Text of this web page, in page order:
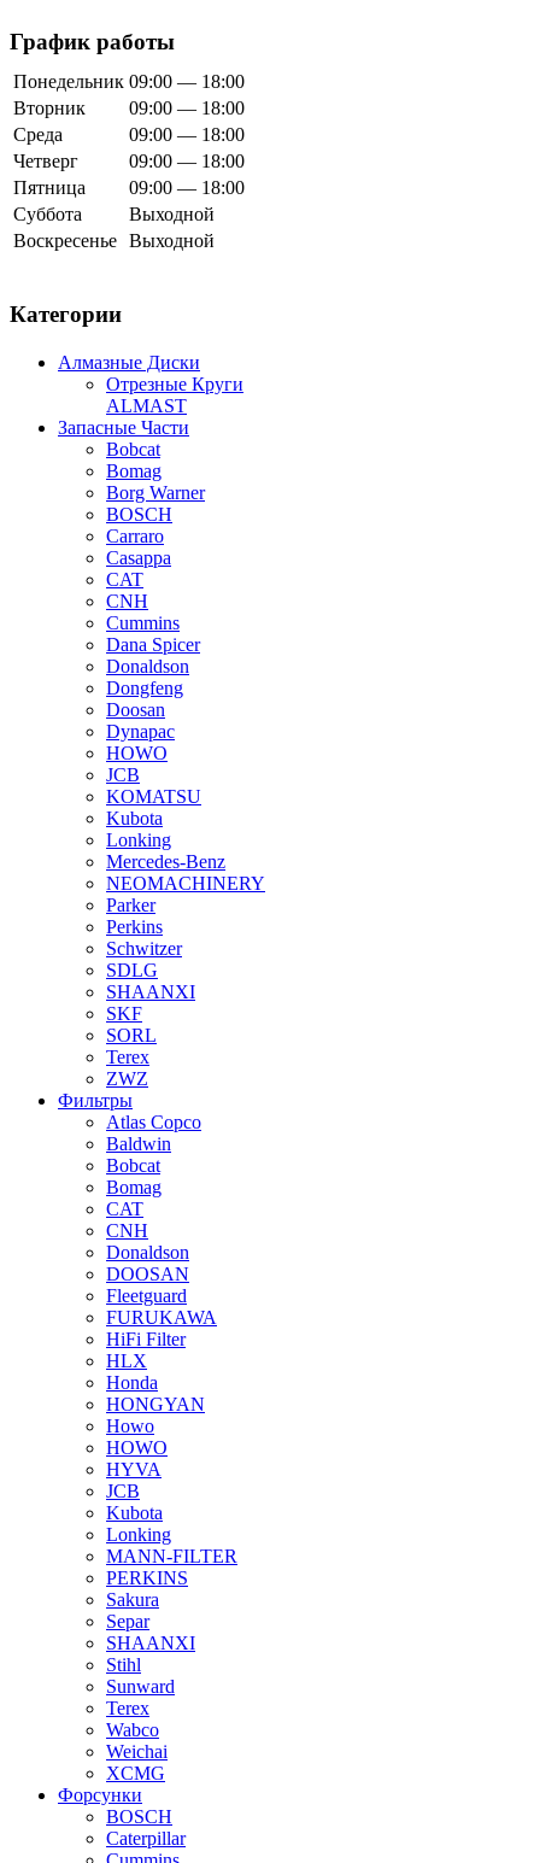
График работы
Понедельник 09:00 — 18:00
Вторник
09:00 — 18:00
Среда
09:00 — 18:00
Четверг
09:00 — 18:00
Пятница
09:00 — 18:00
Суббота
Выходной
Воскресенье Выходной
Категории
Алмазные Диски
Отрезные Круги
ALMAST
Запасные Части
Bobcat
Bomag
Borg Warner
BOSCH
Carraro
Casappa
CAT
CNH
Cummins
Dana Spicer
Donaldson
Dongfeng
Doosan
Dynapac
HOWO
JCB
KOMATSU
Kubota
Lonking
Mercedes-Benz
NEOMACHINERY
Parker
Perkins
Schwitzer
SDLG
SHAANXI
SKF
SORL
Terex
ZWZ
Фильтры
Atlas Copco
Baldwin
Bobcat
Bomag
CAT
CNH
Donaldson
DOOSAN
Fleetguard
FURUKAWA
HiFi Filter
HLX
Honda
HONGYAN
Howo
HOWO
HYVA
JCB
Kubota
Lonking
MANN-FILTER
PERKINS
Sakura
Separ
SHAANXI
Stihl
Sunward
Terex
Wabco
Weichai
XCMG
Форсунки
BOSCH
Caterpillar